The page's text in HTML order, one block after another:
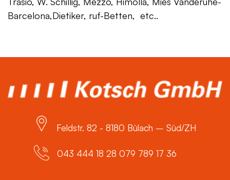
Barcelona,Dietiker, ruf-Betten, etc..
Feldstr. 82 - 8180 Bülach – Süd/ZH
043 444 18 28 079 789 17 36